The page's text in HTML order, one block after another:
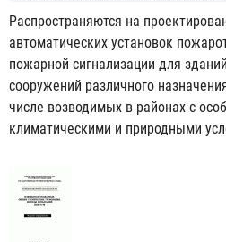
Распространяются на
автоматических установок
пожарной сигнализации для
сооружений различного
числе возводимых в районах с
климатическими и природными